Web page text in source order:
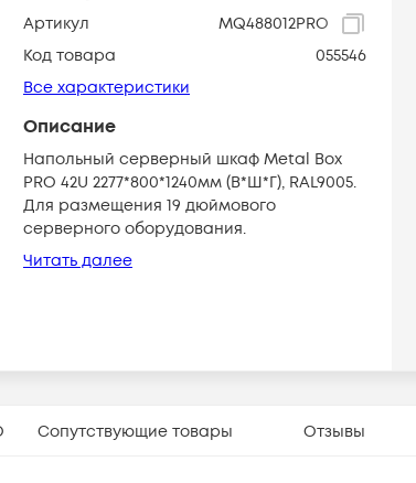
Артикул
MQ488012PRO
Код товара
055546
Все характеристики
Описание
Напольный серверный шкаф Metal Box
PRO 42U 2277*800*1240мм (В*Ш*Г), RAL9005.
Для размещения 19 дюймового
серверного оборудования.
Читать далее
Сопутствующие товары Отзывы